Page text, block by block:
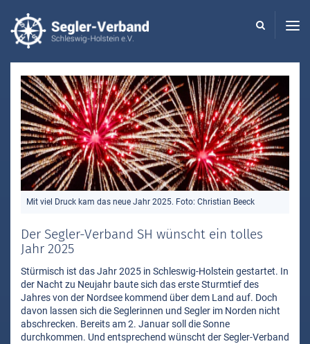
Mit viel Druck kam das neue Jahr 2025. Foto: Christian Beeck
Der Segler-Verband SH wünscht ein tolles
Jahr 2025
Stürmisch ist das Jahr 2025 in Schleswig-Holstein gestartet. In
der Nacht zu Neujahr baute sich das erste Sturmtief des
Jahres von der Nordsee kommend über dem Land auf. Doch
davon lassen sich die Seglerinnen und Segler im Norden nicht
abschrecken. Bereits am 2. Januar soll die Sonne
durchkommen. Und entsprechend wünscht der Segler-Verband